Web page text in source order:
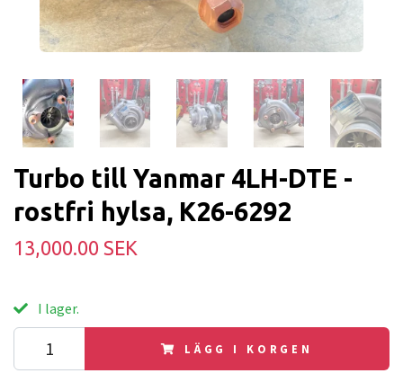
Turbo till Yanmar 4LH-DTE -
rostfri hylsa, K26-6292
13,000.00 SEK
I lager.
LÄGG I KORGEN